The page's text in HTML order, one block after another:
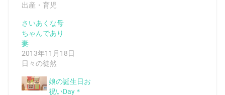
出産・育児
さいあくな母
ちゃんであり
妻
2013年11月18日
日々の徒然
娘の誕生日お
祝いDay＊